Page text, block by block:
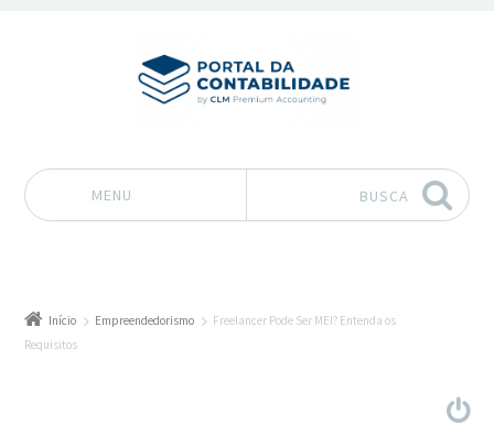
MENU BUSCA
Início Empreendedorismo
Freelancer Pode Ser MEI? Entenda os
Requisitos